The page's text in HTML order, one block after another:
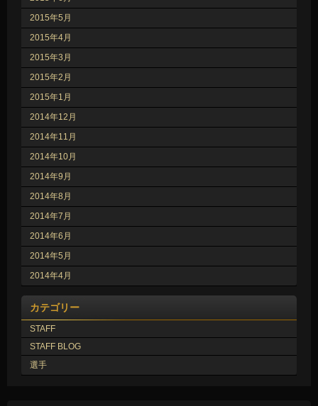
2015年5月
2015年4月
2015年3月
2015年2月
2015年1月
2014年12月
2014年11月
2014年10月
2014年9月
2014年8月
2014年7月
2014年6月
2014年5月
2014年4月
カテゴリー
STAFF
STAFF BLOG
選手